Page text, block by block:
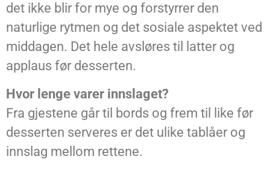
det ikke blir for mye og forstyrrer den
naturlige rytmen og det sosiale aspektet ved
middagen. Det hele avsløres til latter og
applaus før desserten.
Hvor lenge varer innslaget?
Fra gjestene går til bords og frem til like før
desserten serveres er det ulike tablåer og
innslag mellom rettene.